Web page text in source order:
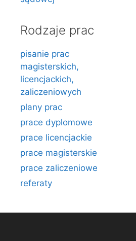
Rodzaje prac
pisanie prac
magisterskich,
licencjackich,
zaliczeniowych
plany prac
prace dyplomowe
prace licencjackie
prace magisterskie
prace zaliczeniowe
referaty